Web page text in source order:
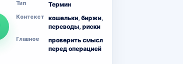
Тип Термин
Контекст
кошельки, биржи,
переводы, риски
Главное
проверить смысл
перед операцией